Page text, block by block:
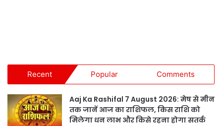
Recent Popular Comments
Aaj Ka Rashifal 7 August 2026: मेष से मीन
तक जानें आज का राशिफल, किस राशि को
मिलेगा धन लाभ और किसे रहना होगा सतर्क